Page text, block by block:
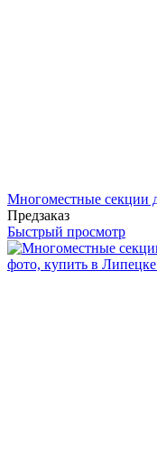
Многоместные секции
Предзаказ
Быстрый просмотр